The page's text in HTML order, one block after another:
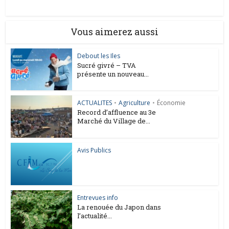
Vous aimerez aussi
Debout les Iles
Sucré givré – TVA
présente un nouveau...
ACTUALITES • Agriculture • Économie
Record d’affluence au 3e
Marché du Village de...
Avis Publics
Entrevues info
La renouée du Japon dans
l’actualité...